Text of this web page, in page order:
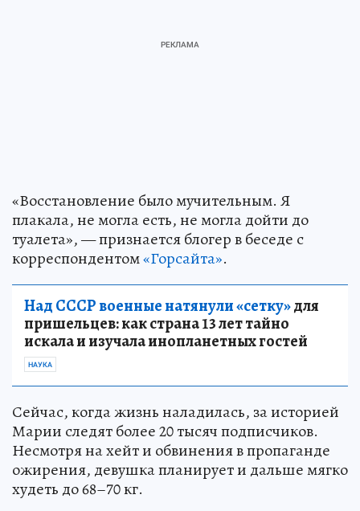
«Восстановление было мучительным. Я
плакала, не могла есть, не могла дойти до
туалета», — признается блогер в беседе с
корреспондентом«Горсайта».
Над СССР военные натянули «сетку»для
пришельцев: как страна 13 лет тайно
искала и изучала инопланетных гостей
НАУКА
Сейчас, когда жизнь наладилась, за историей
Марии следят более 20 тысяч подписчиков.
Несмотря на хейт и обвинения в пропаганде
ожирения, девушка планирует и дальше мягко
худеть до 68–70 кг.